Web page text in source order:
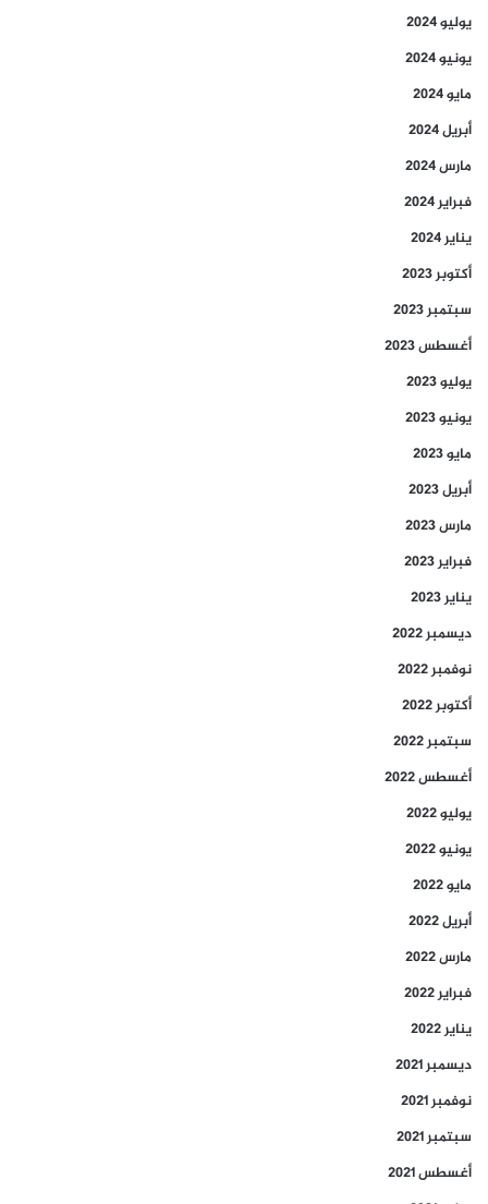
يوليو 2024
يونيو 2024
مايو 2024
أبريل 2024
مارس 2024
فبراير 2024
يناير 2024
أكتوبر 2023
سبتمبر 2023
أغسطس 2023
يوليو 2023
يونيو 2023
مايو 2023
أبريل 2023
مارس 2023
فبراير 2023
يناير 2023
ديسمبر 2022
نوفمبر 2022
أكتوبر 2022
سبتمبر 2022
أغسطس 2022
يوليو 2022
يونيو 2022
مايو 2022
أبريل 2022
مارس 2022
فبراير 2022
يناير 2022
ديسمبر 2021
نوفمبر 2021
سبتمبر 2021
أغسطس 2021